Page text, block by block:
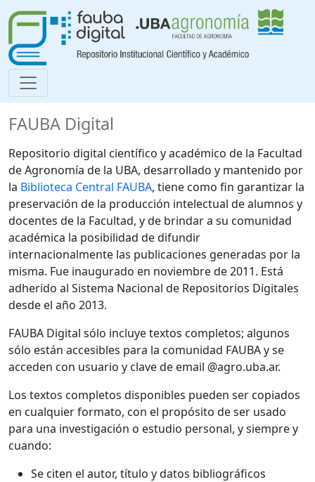
FAUBA Digital
Repositorio digital científico y académico de la Facultad
de Agronomía de la UBA, desarrollado y mantenido por
la Biblioteca Central FAUBA, tiene como fin garantizar la
preservación de la producción intelectual de alumnos y
docentes de la Facultad, y de brindar a su comunidad
académica la posibilidad de difundir
internacionalmente las publicaciones generadas por la
misma. Fue inaugurado en noviembre de 2011. Está
adherido al Sistema Nacional de Repositorios Digitales
desde el año 2013.
FAUBA Digital sólo incluye textos completos; algunos
sólo están accesibles para la comunidad FAUBA y se
acceden con usuario y clave de email @agro.uba.ar.
Los textos completos disponibles pueden ser copiados
en cualquier formato, con el propósito de ser usado
para una investigación o estudio personal, y siempre y
cuando:
Se citen el autor, título y datos bibliográficos